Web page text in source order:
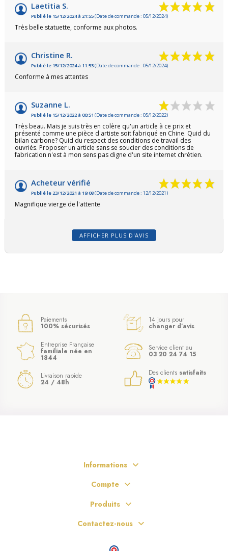
(63 avis)
Laetitia S.
Publié le 15/12/2024 à 21:55(Date de commande : 05/12/2024)
Très belle statuette, conforme aux photos.
Christine R.
Publié le 15/12/2024 à 11:53(Date de commande : 05/12/2024)
Conforme à mes attentes
Suzanne L.
Publié le 15/12/2022 à 00:51 (Date de commande : 05/12/2022)
Très beau. Mais je suis très en colère qu'un article à ce prix et
présenté comme une pièce d'artiste soit fabriqué en Chine. Quid du
bilan carbone? Quid du respect des conditions de travail des
ouvriés. Proposer un article sans se soucier des conditions de
fabrication n'est à mon sens pas digne d'un site internet chrétien.
Acheteur vérifié
Publié le 23/12/2021 à 19:08(Date de commande : 12/12/2021)
Magnifique vierge de l'attente
AFFICHER PLUS D'AVIS
Paiements
100% sécurisés
14 jours pour
changer d’avis
Entreprise Française
familiale née en
1844
Service client au
03 20 24 74 15
Livraison rapide
24 / 48h
Des clients satisfaits
Informations
Compte
Produits
Contactez-nous